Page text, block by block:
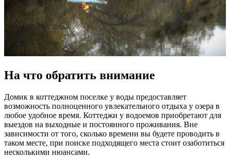
На что обратить внимание
Домик в коттеджном поселке у воды предоставляет
возможность полноценного увлекательного отдыха у озера в
любое удобное время. Коттеджи у водоемов приобретают для
выездов на выходные и постоянного проживания. Вне
зависимости от того, сколько времени вы будете проводить в
таком месте, при поиске подходящего места стоит озаботиться
несколькими нюансами.